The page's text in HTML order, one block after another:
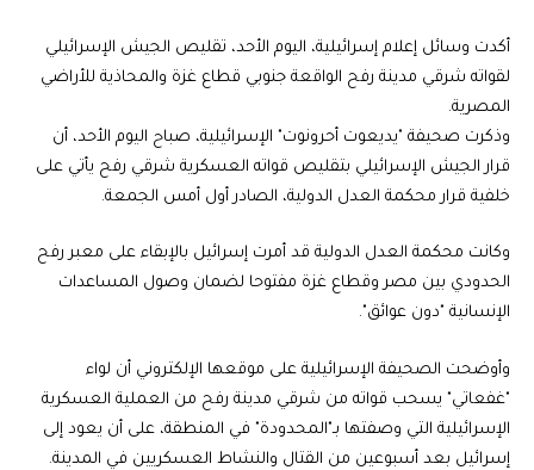
أكدت وسائل إعلام إسرائيلية، اليوم الأحد، تقليص الجيش الإسرائيلي
لقواته شرقي مدينة رفح الواقعة جنوبي قطاع غزة والمحاذية للأراضي
المصرية.
وذكرت صحيفة "يديعوت أحرونوت" الإسرائيلية، صباح اليوم الأحد، أن
قرار الجيش الإسرائيلي بتقليص قواته العسكرية شرقي رفح يأتي على
خلفية قرار محكمة العدل الدولية، الصادر أول أمس الجمعة.
وكانت محكمة العدل الدولية قد أمرت إسرائيل بالإبقاء على معبر رفح
الحدودي بين مصر وقطاع غزة مفتوحا لضمان وصول المساعدات
الإنسانية "دون عوائق".
وأوضحت الصحيفة الإسرائيلية على موقعها الإلكتروني أن لواء
"غفعاتي" يسحب قواته من شرقي مدينة رفح من العملية العسكرية
الإسرائيلية التي وصفتها بـ"المحدودة" في المنطقة، على أن يعود إلى
إسرائيل بعد أسبوعين من القتال والنشاط العسكريين في المدينة.